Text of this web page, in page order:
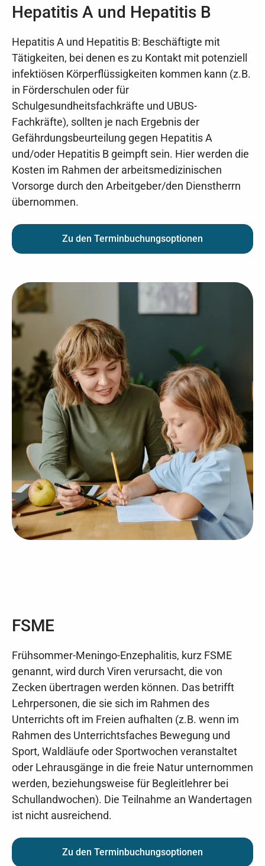
Hepatitis A und Hepatitis B
Hepatitis A und Hepatitis B: Beschäftigte mit
Tätigkeiten, bei denen es zu Kontakt mit potenziell
infektiösen Körperflüssigkeiten kommen kann (z.B.
in Förderschulen oder für
Schulgesundheitsfachkräfte und UBUS-
Fachkräfte), sollten je nach Ergebnis der
Gefährdungsbeurteilung gegen Hepatitis A
und/oder Hepatitis B geimpft sein. Hier werden die
Kosten im Rahmen der arbeitsmedizinischen
Vorsorge durch den Arbeitgeber/den Dienstherrn
übernommen.
Zu den Terminbuchungsoptionen
FSME
Frühsommer-Meningo-Enzephalitis, kurz FSME
genannt, wird durch Viren verursacht, die von
Zecken übertragen werden können. Das betrifft
Lehrpersonen, die sie sich im Rahmen des
Unterrichts oft im Freien aufhalten (z.B. wenn im
Rahmen des Unterrichtsfaches Bewegung und
Sport, Waldläufe oder Sportwochen veranstaltet
oder Lehrausgänge in die freie Natur unternommen
werden, beziehungsweise für Begleitlehrer bei
Schullandwochen). Die Teilnahme an Wandertagen
ist nicht ausreichend.
Zu den Terminbuchungsoptionen